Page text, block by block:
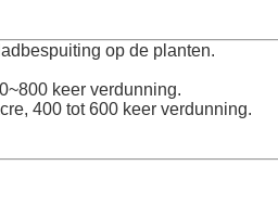
op de planten.
keer verdunning.
400 tot 600 keer verdunning.